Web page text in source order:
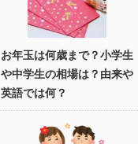
お年玉は何歳まで？小学生
や中学生の相場は？由来や
英語では何？